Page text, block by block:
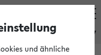
eKVV
und ähnliche